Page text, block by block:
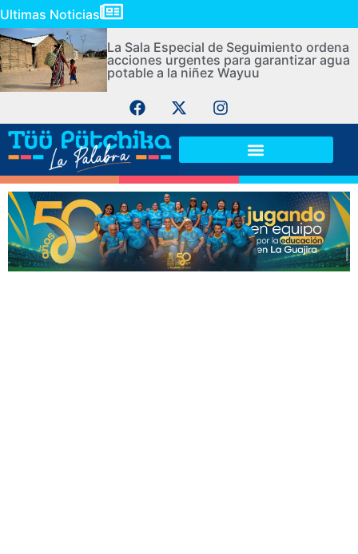
Ultimas Noticias
La Sala Especial de Seguimiento ordena
acciones urgentes para garantizar agua
potable a la niñez Wayuu